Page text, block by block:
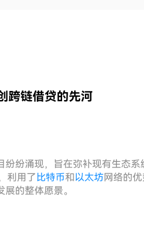
跨链借贷的先河
纷涌现，旨在弥补现有生态
利用了比特币和以太坊网络的
的整体愿景。